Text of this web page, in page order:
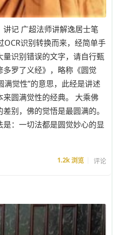
讲记 广超法师讲解逸居士笔
OCR识别转换而来，经简单手
识别错误的文字，请自行甄
罗了义经》，略称《圆觉
满觉性”的意思，此经是讲述
圆满觉性的经典。 大乘佛
别，佛的觉悟是最圆满的。
是：一切法都是圆觉妙心的显
1.2k浏览 评论